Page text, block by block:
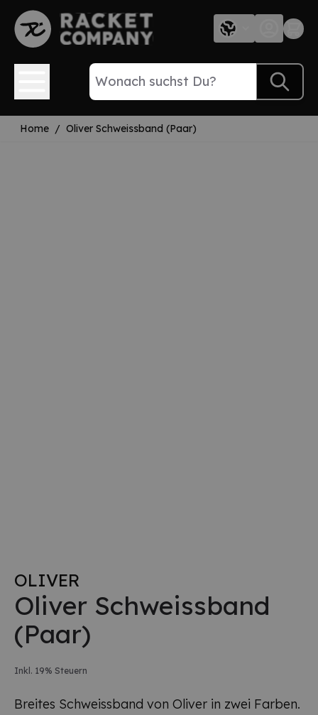
Direkt zum Inhalt
Home / Oliver Schweissband (Paar)
OLIVER
Oliver Schweissband
(Paar)
Inkl. 19% Steuern
Breites Schweissband von Oliver in zwei Farben.